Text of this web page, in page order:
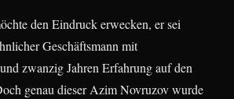
den Eindruck erwecken, er sei
Geschäftsmann mit
zwanzig Jahren Erfahrung auf den
genau dieser Azim Novruzov wurde